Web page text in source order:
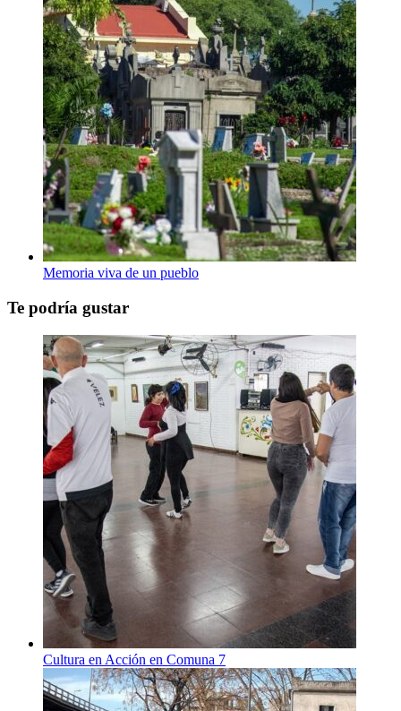
Memoria viva de un pueblo
Te podría gustar
Cultura en Acción en Comuna 7